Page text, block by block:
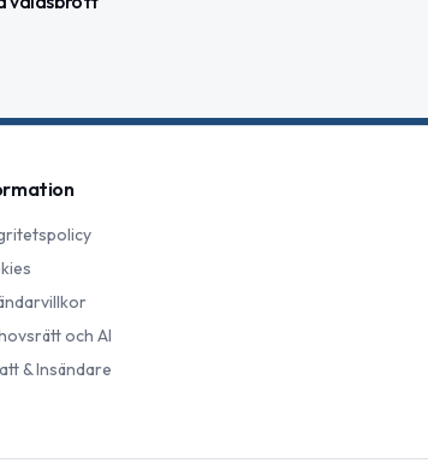
och AI
& Insändare